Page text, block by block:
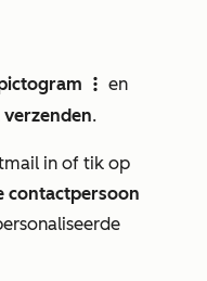
verticalMenu
en
verzenden.
in of tik op
contactpersoon